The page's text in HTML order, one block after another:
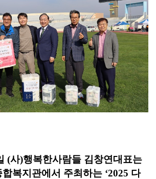
(사)행복한사람들 김창연대표는
복지관에서 주최하는 ‘2025 다